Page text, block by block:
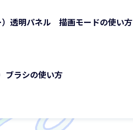
透明パネル 描画モードの使い方
ブラシの使い方